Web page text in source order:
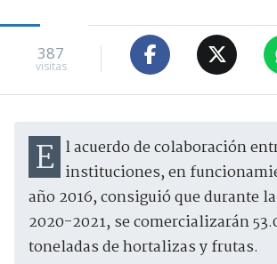
387
visitas
El acuerdo de colaboración entre ambas instituciones, en
año 2016, consiguió que durante
2020-2021, se comercializarán
toneladas de hortalizas y frutas.